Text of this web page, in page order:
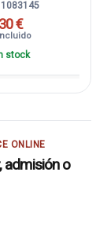
1083145
€
stock
ONLINE
admisión o